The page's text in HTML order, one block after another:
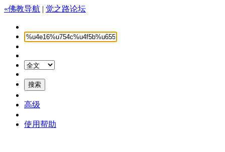
«佛教导航 | 觉之路论坛
高级
使用帮助